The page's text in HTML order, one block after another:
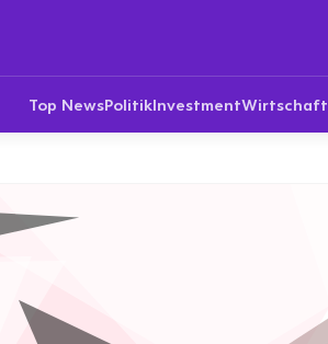
Top NewsPolitikInvestmentWirtschaft